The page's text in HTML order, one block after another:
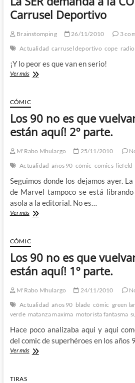
Contraataca»
Carrusel Deportivo
Brainstomping 26/11/2010
3
Actualidad carrusel deportivo cope radio
¡Y lo peor es que van en serio!
Ver másLa
a
la
COPE
por
plagiar
Deportivo
CÓMIC
Los 90 no es que
están aquí! 2º parte.
M'Rabo Mhulargo 25/11/2010
Actualidad años 90 cómic comics liefeld
Seguimos donde los dejamos ayer.
de Marvel tampoco se está
asola a la editorial. No es…
Ver másLos
es
que
vuelvan
¡Es
que
están
aquí!
CÓMIC
Los 90 no es que
están aquí! 1º parte.
M'Rabo Mhulargo 24/11/2010
Actualidad años 90 blade cómic green
verde matanza maxima motorista fantasma
Hace poco analizaba aqui y aqui
del comic de superhéroes en los años
Ver másLos
TIRAS